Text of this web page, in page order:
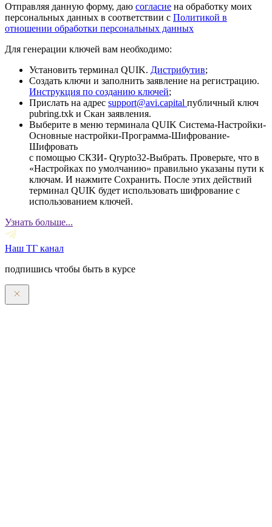
Отправляя данную форму, даю согласие на обработку моих
персональных данных в соответствии с Политикой в
отношении обработки персональных данных
Для генерации ключей вам необходимо:
Установить терминал QUIK. Дистрибутив;
Создать ключи и заполнить заявление на регистрацию.
Инструкция по созданию ключей;
Прислать на адрес support@avi.capital публичный ключ
pubring.txk и Скан заявления.
Выберите в меню терминала QUIK Система-Настройки-
Основные настройки-Программа-Шифрование-
Шифровать
с помощью СКЗИ- Qrypto32-Выбрать. Проверьте, что в
«Настройках по умолчанию» правильно указаны пути к
ключам. И нажмите Сохранить. После этих действий
терминал QUIK будет использовать шифрование с
использованием ключей.
Узнать больше...
Наш ТГ канал
подпишись чтобы быть в курсе